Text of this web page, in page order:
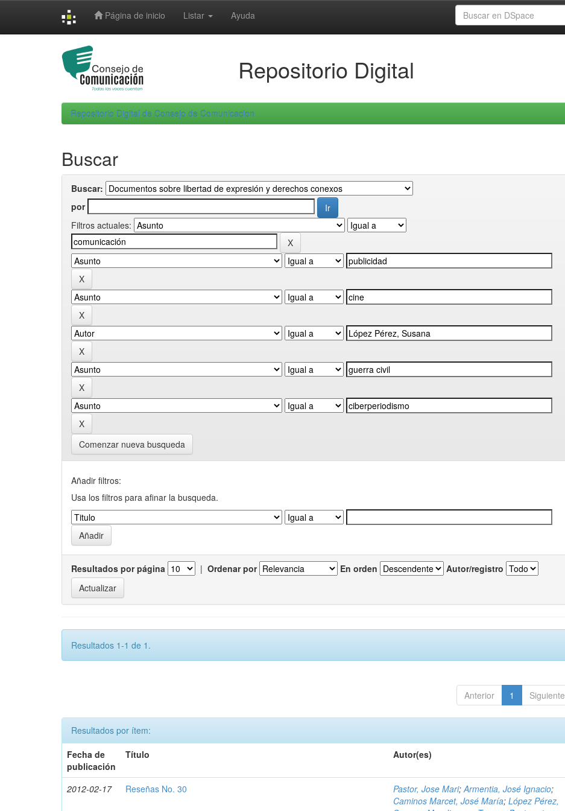
Página de inicio Listar Ayuda
Repositorio Digital
Repositorio Digital de Consejo de Comunicacion
Buscar
Buscar:
por
Filtros actuales:
Comenzar nueva busqueda
Añadir filtros:
Usa los filtros para afinar la busqueda.
Resultados por página | Ordenar por En orden Autor/registro
Resultados 1-1 de 1.
Anterior 1 Siguiente
Resultados por ítem:
Fecha de
publicación
Título Autor(es)
2012-02-17 Reseñas No. 30 Pastor, Jose Mari;Armentia, José Ignacio;
Caminos Marcet, José María;López Pérez,